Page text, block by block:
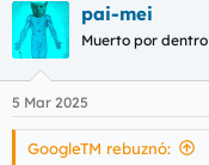
c
c
i
e
s
pai-mei
Muerto por dentro
5 Mar 2025
GoogleTM rebuznó: